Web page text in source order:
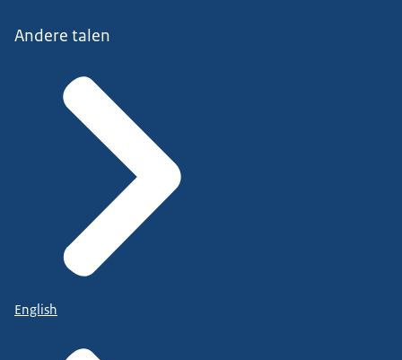
Andere talen
English